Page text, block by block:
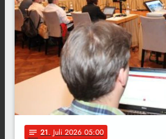
notes 21. Juli 2026 05:00